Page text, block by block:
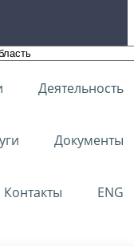
Деятельность
Документы
Контакты ENG